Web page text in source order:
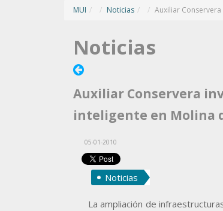
MUI / Noticias / Auxiliar
Noticias
Auxiliar Conservera
inteligente en Molina
05-01-2010
Noticias
La ampliación de